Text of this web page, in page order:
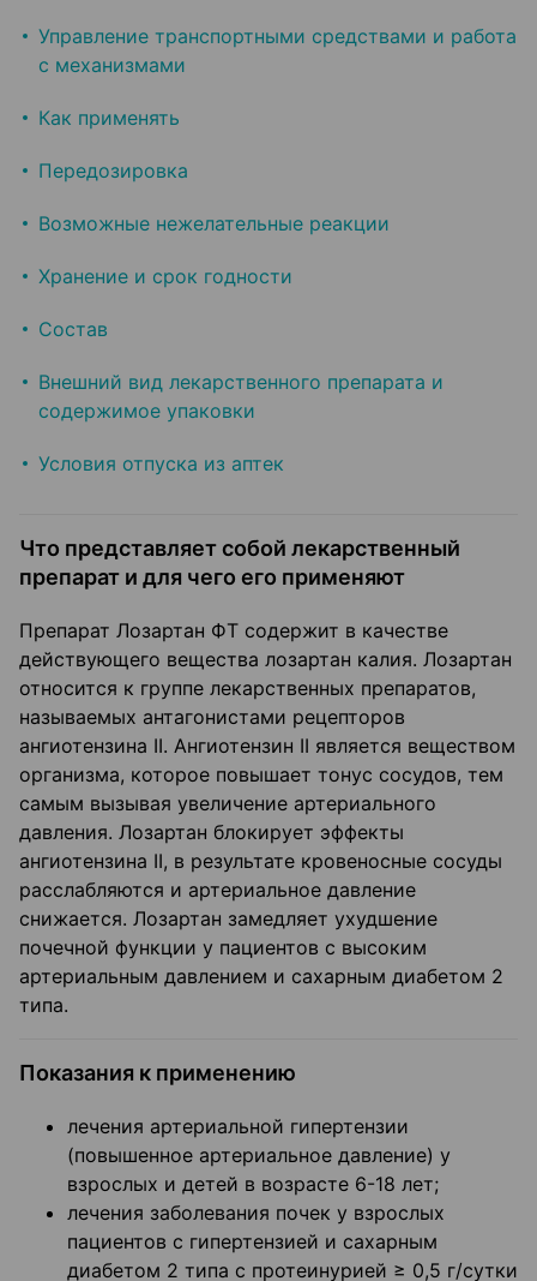
Управление транспортными средствами и работа
с механизмами
Как применять
Передозировка
Возможные нежелательные реакции
Хранение и срок годности
Состав
Внешний вид лекарственного препарата и
содержимое упаковки
Условия отпуска из аптек
Что представляет собой лекарственный
препарат и для чего его применяют
Препарат Лозартан ФТ содержит в качестве
действующего вещества лозартан калия. Лозартан
относится к группе лекарственных препаратов,
называемых антагонистами рецепторов
ангиотензина II. Ангиотензин II является веществом
организма, которое повышает тонус сосудов, тем
самым вызывая увеличение артериального
давления. Лозартан блокирует эффекты
ангиотензина II, в результате кровеносные сосуды
расслабляются и артериальное давление
снижается. Лозартан замедляет ухудшение
почечной функции у пациентов с высоким
артериальным давлением и сахарным диабетом 2
типа.
Показания к применению
лечения артериальной гипертензии
(повышенное артериальное давление) у
взрослых и детей в возрасте 6-18 лет;
лечения заболевания почек у взрослых
пациентов с гипертензией и сахарным
диабетом 2 типа с протеинурией ≥ 0,5 г/сутки